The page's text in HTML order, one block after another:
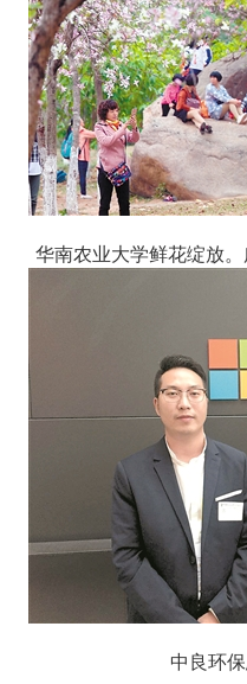
华南农业大学鲜花绽放
中良环